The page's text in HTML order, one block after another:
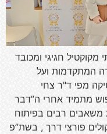
חגיגי ומכובד
המתקדמות ועל
מפי ד"ר צחי
מתמיד אחרי ה”דבר
משאבים רבים בפיתוח
פורצי דרך , בשת”פ